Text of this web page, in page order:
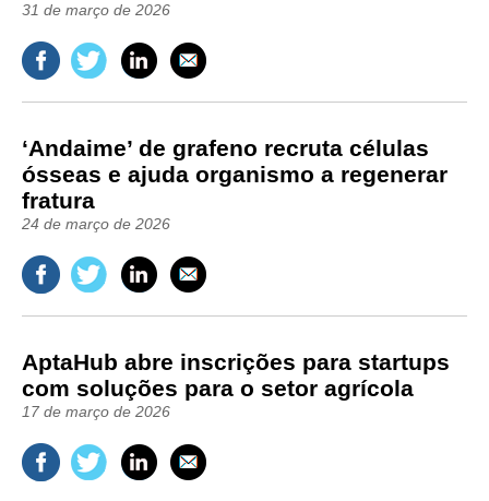
31 de março de 2026
‘Andaime’ de grafeno recruta células
ósseas e ajuda organismo a regenerar
fratura
24 de março de 2026
AptaHub abre inscrições para startups
com soluções para o setor agrícola
17 de março de 2026